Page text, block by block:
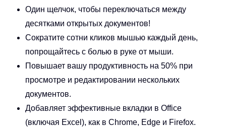
Один щелчок, чтобы переключаться между
десятками открытых документов!
Сократите сотни кликов мышью каждый день,
попрощайтесь с болью в руке от мыши.
Повышает вашу продуктивность на 50% при
просмотре и редактировании нескольких
документов.
Добавляет эффективные вкладки в Office
(включая Excel), как в Chrome, Edge и Firefox.